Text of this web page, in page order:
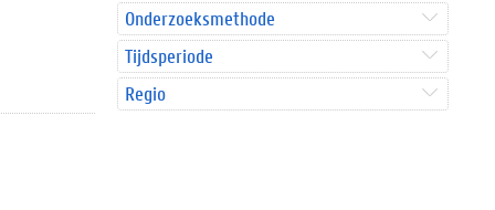
Onderzoeksmethode
Tijdsperiode
Regio